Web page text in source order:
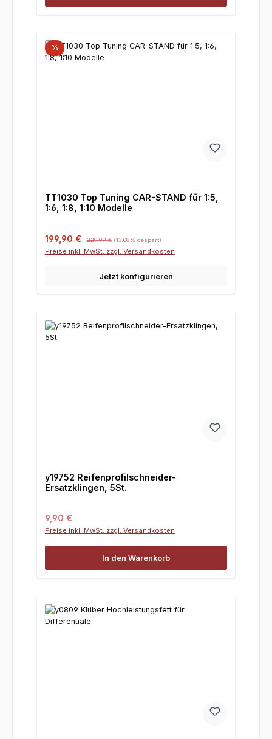
%
TT1030 Top Tuning CAR-STAND für 1:5,
1:6, 1:8, 1:10 Modelle
Verkaufspreis:
199,90 € 229,99 € (13.08% gespart)
Preise inkl. MwSt. zzgl. Versandkosten
Jetzt konfigurieren
y19752 Reifenprofilschneider-
Ersatzklingen, 5St.
Regulärer Preis:
9,90 €
Preise inkl. MwSt. zzgl. Versandkosten
In den Warenkorb